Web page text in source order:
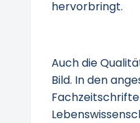
hervorbringt.
Auch die
Bild. In den